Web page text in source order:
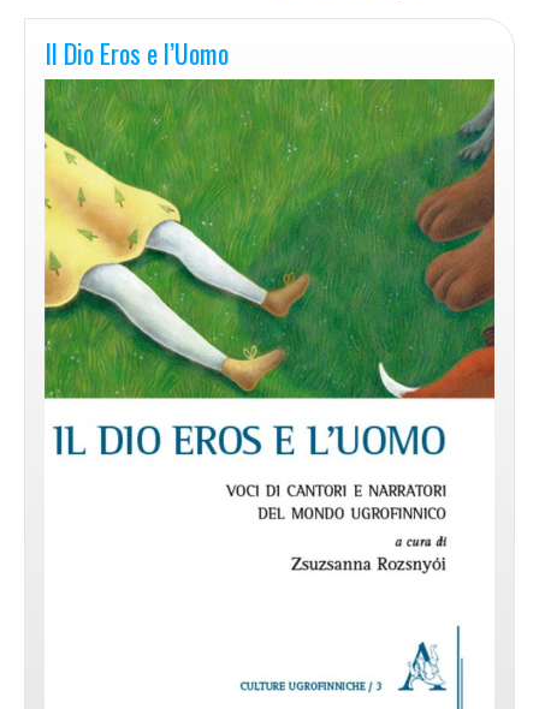
Il Dio Eros e l’Uomo